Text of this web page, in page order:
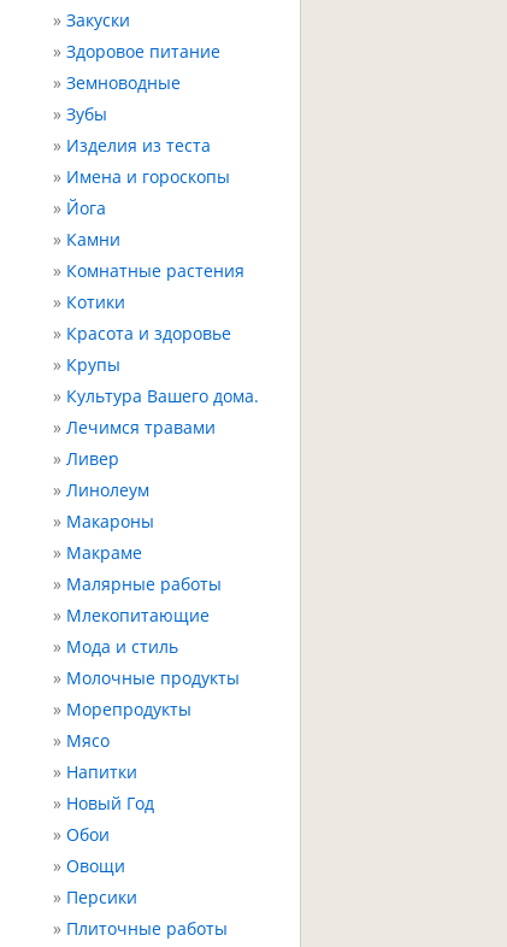
Закуски
Здоровое питание
Земноводные
Зубы
Изделия из теста
Имена и гороскопы
Йога
Камни
Комнатные растения
Котики
Красота и здоровье
Крупы
Культура Вашего дома.
Лечимся травами
Ливер
Линолеум
Макароны
Макраме
Малярные работы
Млекопитающие
Мода и стиль
Молочные продукты
Морепродукты
Мясо
Напитки
Новый Год
Обои
Овощи
Персики
Плиточные работы